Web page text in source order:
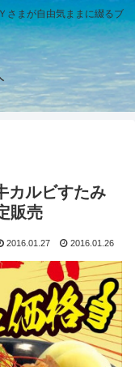
さまが自由気ままに綴るブ
カルビすたみ
販売
2016.01.27 2016.01.26